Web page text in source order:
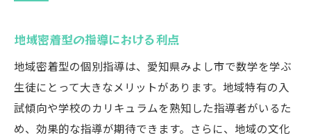
地域密着型の指導における利点
地域密着型の個別指導は、愛知県みよし市で数学を学ぶ
生徒にとって大きなメリットがあります。地域特有の入
試傾向や学校のカリキュラムを熟知した指導者がいるた
め、効果的な指導が期待できます。さらに、地域の文化